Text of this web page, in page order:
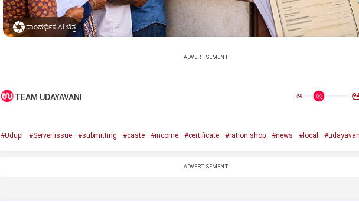
ಸಾಂದರ್ಭಿಕ AI ಚಿತ್ರ
ADVERTISEMENT
TEAM UDAYAVANI ಅ
#Udupi #Server issue #submitting #caste #income #certificate #ration shop #news #local
ADVERTISEMENT